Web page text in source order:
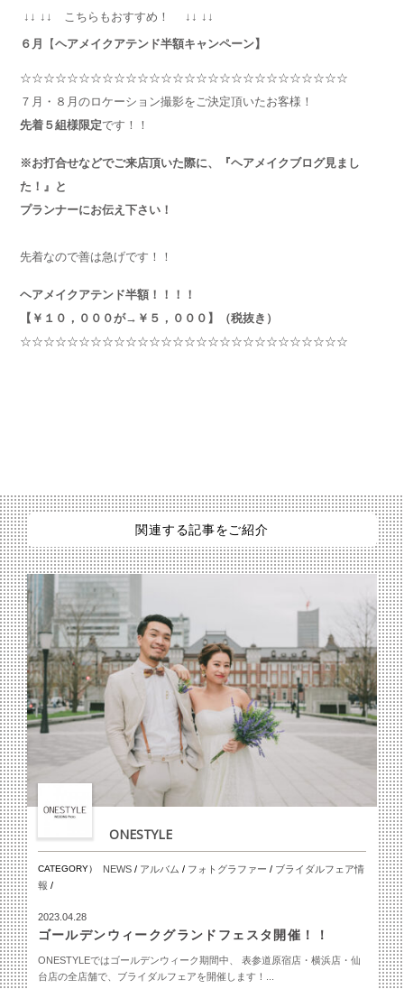
↓↓ ↓↓ こちらもおすすめ！ ↓↓ ↓↓
６月
【ヘアメイクアテンド半額キャンペーン】
☆☆☆☆☆☆☆☆☆☆☆☆☆☆☆☆☆☆☆☆☆☆☆☆☆☆☆☆
７月・８月のロケーション撮影をご決定頂いたお客様！
先着５組様限定です！！
※お打合せなどでご来店頂いた際に、『ヘアメイクブログ見まし
た！』と
プランナーにお伝え下さい！
先着なので善は急げです！！
ヘアメイクアテンド半額！！！！
【￥１０，０００が→￥５，０００】（税抜き）
☆☆☆☆☆☆☆☆☆☆☆☆☆☆☆☆☆☆☆☆☆☆☆☆☆☆☆☆
関連する記事をご紹介
ONESTYLE
CATEGORY） NEWS/ アルバム / フォトグラファー / ブライダルフェア情
報 /
2023.04.28
ゴールデンウィークグランドフェスタ開催！！
ONESTYLEではゴールデンウィーク期間中、 表参道原宿店・横浜店・仙
台店の全店舗で、ブライダルフェアを開催します！...